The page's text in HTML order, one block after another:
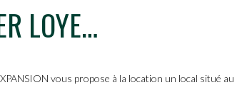
A LOUER LOYER PUR LOCAL COMMERCIAL MARCHE DE LA BAULE
vous propose à la location un local situé